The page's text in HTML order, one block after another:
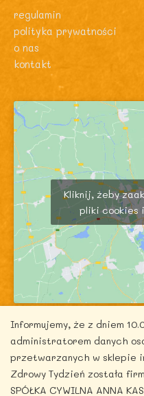
regulamin
polityka prywatności
o nas
kontakt
Kliknij, żeby
pliki cookies
Copyright © 2026
Informujemy, że z dniem
administratorem danych
przetwarzanych w sklepie
Zdrowy Tydzień została
SPÓŁKA CYWILNA ANNA